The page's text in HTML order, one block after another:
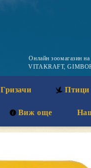
Онлайн
VITAKRAFT,
Гризачи Птици
Виж още